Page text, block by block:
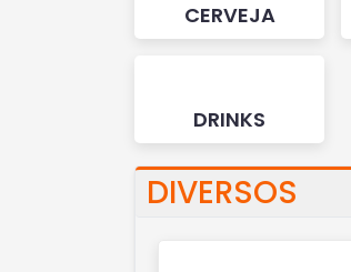
CERVEJA
DRINKS
DIVERSOS